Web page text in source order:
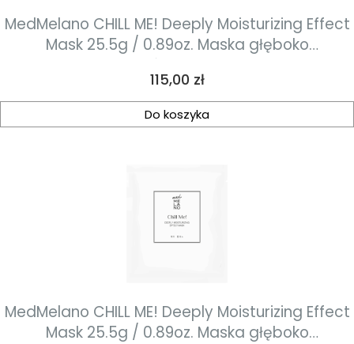
MedMelano CHILL ME! Deeply Moisturizing Effect
Mask 25.5g / 0.89oz. Maska głęboko
nawilżająca dla skóry zestresowanej 4 sztuk
Cena
115,00 zł
Do koszyka
MedMelano CHILL ME! Deeply Moisturizing Effect
Mask 25.5g / 0.89oz. Maska głęboko